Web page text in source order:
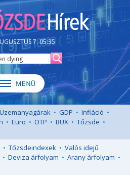
7. 05:35
Üzemanyagárak • GDP • Infláció •
• Euro • OTP • BUX • Tőzsde •
• Tőzsdeindexek • Valós idejű
• Deviza árfolyam • Arany árfolyam •